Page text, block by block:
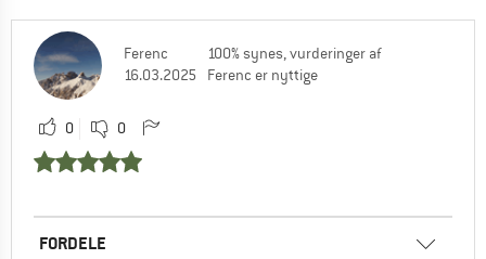
Ferenc
16.03.2025
100% synes, vurderinger af
Ferenc er nyttige
0 0
FORDELE